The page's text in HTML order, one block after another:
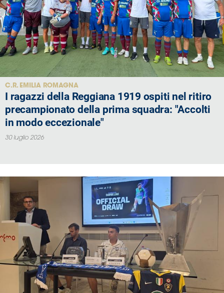
Serie
B
Femminile
Museo
del
Shop
I
partner
Cerca
Whistleblowing
Area
Media
Contatti
C.R. EMILIA ROMAGNA
I ragazzi della Reggiana 1919 ospiti nel ritiro
precampionato della prima squadra: "Accolti
in modo eccezionale"
30 luglio 2026